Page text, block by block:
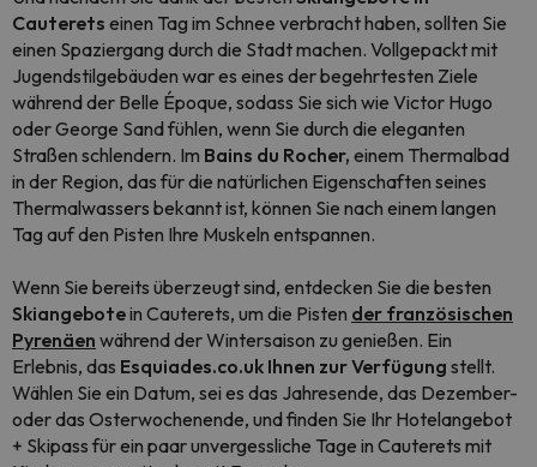
Cauterets einen Tag im Schnee verbracht haben, sollten Sie
einen Spaziergang durch die Stadt machen. Vollgepackt mit
Jugendstilgebäuden war es eines der begehrtesten Ziele
während der Belle Époque, sodass Sie sich wie Victor Hugo
oder George Sand fühlen, wenn Sie durch die eleganten
Straßen schlendern. Im Bains du Rocher, einem Thermalbad
in der Region, das für die natürlichen Eigenschaften seines
Thermalwassers bekannt ist, können Sie nach einem langen
Tag auf den Pisten Ihre Muskeln entspannen.
Wenn Sie bereits überzeugt sind, entdecken Sie die besten
Skiangebotein Cauterets, um die Pisten der französischen
Pyrenäen während der Wintersaison zu genießen. Ein
Erlebnis, das Esquiades.co.uk Ihnen zur Verfügung stellt.
Wählen Sie ein Datum, sei es das Jahresende, das Dezember-
oder das Osterwochenende, und finden Sie Ihr Hotelangebot
+ Skipass für ein paar unvergessliche Tage in Cauterets mit